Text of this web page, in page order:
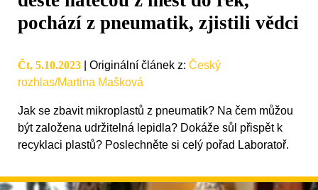
pochází z pneumatik, zjistili vědci
Čt, 5.10.2023 Originální článek z: Český
rozhlas/Martina Mašková
Jak se zbavit mikroplastů z pneumatik? Na čem můžou
být založena udržitelná lepidla? Dokáže sůl přispět k
recyklaci plastů? Poslechněte si celý pořad Laboratoř.